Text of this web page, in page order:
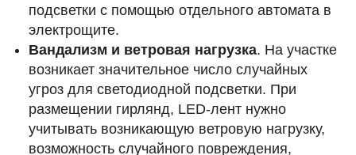
подсветки с помощью отдельного автомата в
электрощите.
Вандализм и ветровая нагрузка. На участке
возникает значительное число случайных
угроз для светодиодной подсветки. При
размещении гирлянд, LED-лент нужно
учитывать возникающую ветровую нагрузку,
возможность случайного повреждения,